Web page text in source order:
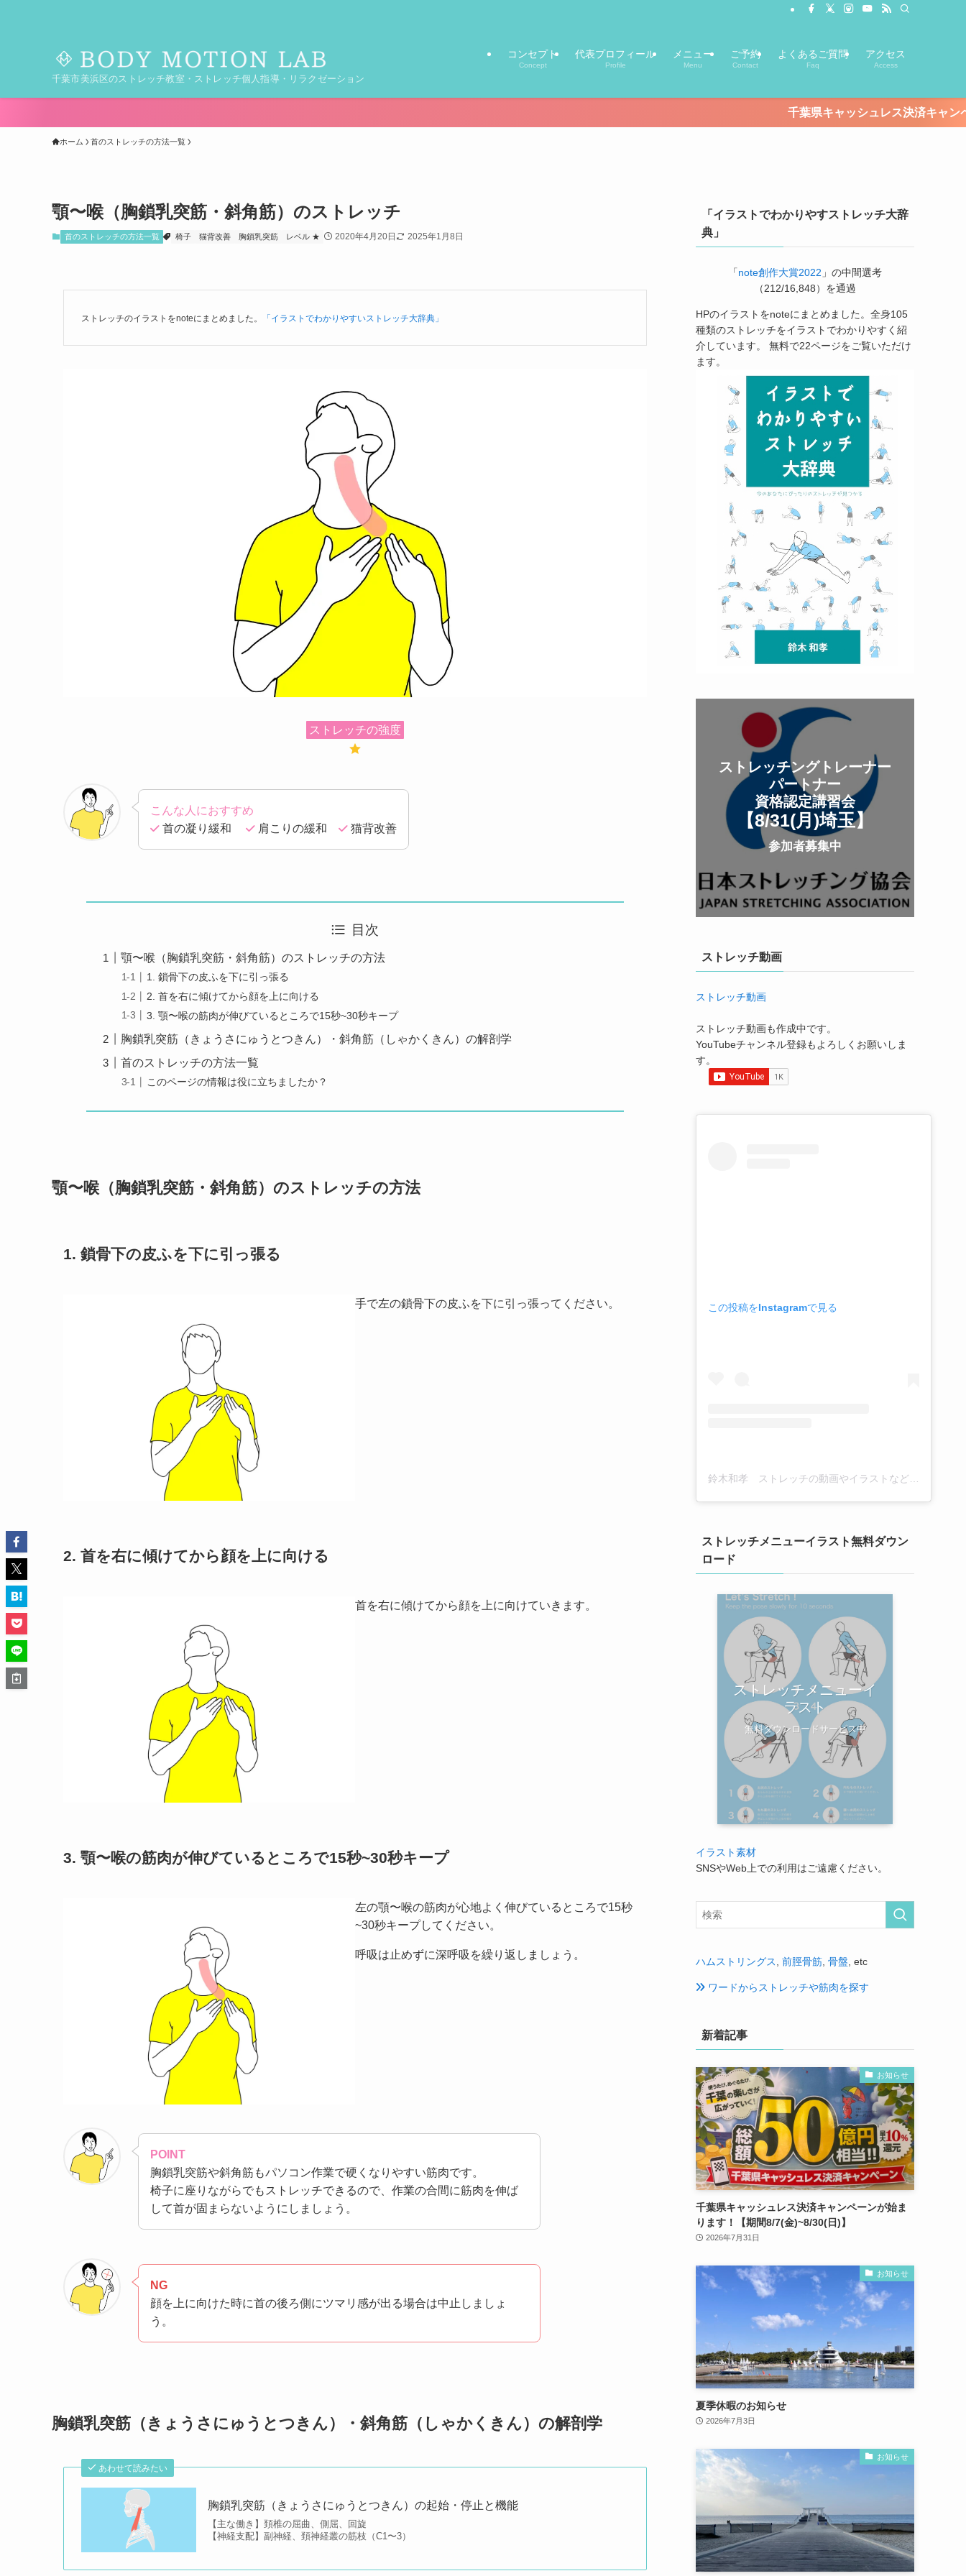
千葉市美浜区のストレッチ教室・ストレッチ個人指導・リラクゼーション
コンセプト
Concept
代表プロフィール
Profile
メニュー
Menu
ご予約
Contact
よくあるご質問
Faq
アクセス
Access
千葉県キャッシュレス決済キャンペーンが始まり
ホーム 首のストレッチの方法一覧
顎〜喉（胸鎖乳突筋・斜角筋）のストレッチ
首のストレッチの方法一覧 椅子 猫背改善 胸鎖乳突筋 レベル ★ 2020年4月20日 2025年1月8日
ストレッチのイラストをnoteにまとめました。 「イラストでわかりやすいストレッチ大辞典」
ストレッチの強度
こんな人におすすめ
首の凝り緩和
肩こりの緩和 猫背改善
目次
顎〜喉（胸鎖乳突筋・斜角筋）のストレッチの方法
1. 鎖骨下の皮ふを下に引っ張る
2. 首を右に傾けてから顔を上に向ける
3. 顎〜喉の筋肉が伸びているところで15秒~30秒キープ
胸鎖乳突筋（きょうさにゅうとつきん）・斜角筋（しゃかくきん）の解剖学
首のストレッチの方法一覧
このページの情報は役に立ちましたか？
顎〜喉（胸鎖乳突筋・斜角筋）のストレッチの方法
1. 鎖骨下の皮ふを下に引っ張る
手で左の鎖骨下の皮ふを下に引っ張ってください。
2. 首を右に傾けてから顔を上に向ける
首を右に傾けてから顔を上に向けていきます。
3. 顎〜喉の筋肉が伸びているところで15秒~30秒キープ
左の顎〜喉の筋肉が心地よく伸びているところで15秒
~30秒キープしてください。
呼吸は止めずに深呼吸を繰り返しましょう。
POINT
胸鎖乳突筋や斜角筋もパソコン作業で硬くなりやすい筋肉です。
椅子に座りながらでもストレッチできるので、作業の合間に筋肉を伸ば
して首が固まらないようにしましょう。
NG
顔を上に向けた時に首の後ろ側にツマリ感が出る場合は中止しましょ
う。
胸鎖乳突筋（きょうさにゅうとつきん）・斜角筋（しゃかくきん）の解剖学
あわせて読みたい
胸鎖乳突筋（きょうさにゅうとつきん）の起始・停止と機能
【主な働き】頚椎の屈曲、側屈、回旋
【神経支配】副神経、頚神経叢の筋枝（C1〜3）
「イラストでわかりやすストレッチ大辞
典」
「note創作大賞2022 」の中間選考
（212/16,848）を通過
HPのイラストをnoteにまとめました。全身105
種類のストレッチをイラストでわかりやすく紹
介しています。 無料で22ページをご覧いただけ
ます。
ストレッチングトレーナー
パートナー
資格認定講習会
【8/31(月 )埼玉】
参加者募集中
ストレッチ動画
ストレッチ動画
ストレッチ動画も作成中です。
YouTubeチャンネル登録もよろしくお願いしま
す。
この投稿をInstagramで見る
鈴木和孝 ストレッチの動画やイラストなど(@kazutaka_suzuki_stretch)がシェアした投稿
ストレッチメニューイラスト無料ダウン
ロード
ストレッチメニューイ
ラスト
無料ダウンロードサービス中
イラスト素材
SNSやWeb上での利用はご遠慮ください。
ハムストリングス, 前脛骨筋, 骨盤, etc
ワードからストレッチや筋肉を探す
新着記事
お知らせ
千葉県キャッシュレス決済キャンペーンが始ま
ります！【期間8/7(金)~8/30(日)】
2026年7月31日
お知らせ
夏季休暇のお知らせ
2026年7月3日
お知らせ